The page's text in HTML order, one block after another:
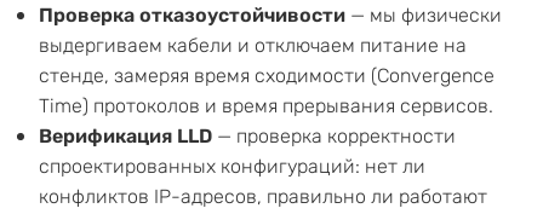
Проверка отказоустойчивости — мы физически
выдергиваем кабели и отключаем питание на
стенде, замеряя время сходимости (Convergence
Time) протоколов и время прерывания сервисов.
Верификация LLD — проверка корректности
спроектированных конфигураций: нет ли
конфликтов IP-адресов, правильно ли работают